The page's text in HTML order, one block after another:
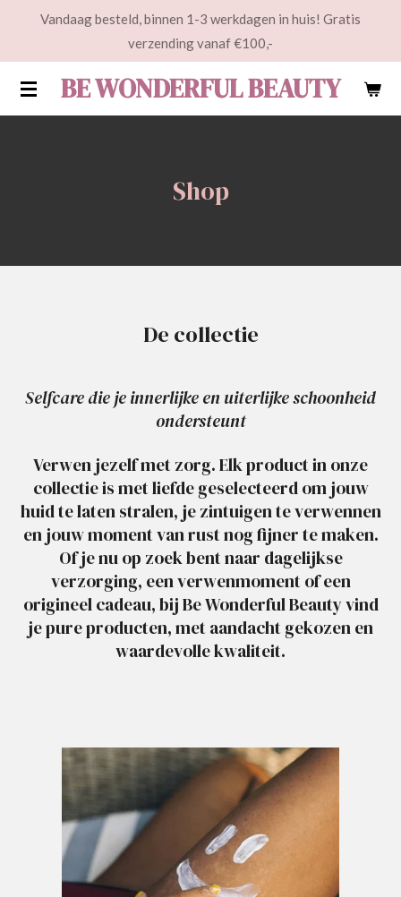
de
hoofdinhoud
BE WONDERFUL BEAUTY
Vandaag besteld, binnen 1-3 werkdagen in huis! Gratis
verzending vanaf €100,-
Shop
De collectie
Selfcare die je innerlijke en uiterlijke schoonheid
ondersteunt
Verwen jezelf met zorg. Elk product in onze
collectie is met liefde geselecteerd om jouw
huid te laten stralen, je zintuigen te verwennen
en jouw moment van rust nog fijner te maken.
Of je nu op zoek bent naar dagelijkse
verzorging, een verwenmoment of een
origineel cadeau, bij Be Wonderful Beauty vind
je pure producten, met aandacht gekozen en
waardevolle kwaliteit.